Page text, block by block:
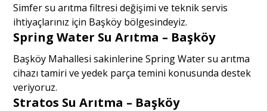
Simfer su arıtma filtresi değişimi ve teknik servis
ihtiyaçlarınız için Başköy bölgesindeyiz.
Spring Water Su Arıtma – Başköy
Başköy Mahallesi sakinlerine Spring Water su arıtma
cihazı tamiri ve yedek parça temini konusunda destek
veriyoruz.
Stratos Su Arıtma – Başköy